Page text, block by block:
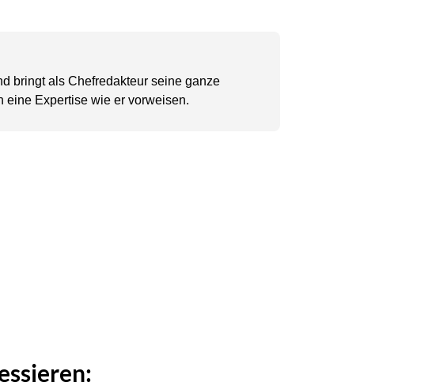
bringt als Chefredakteur seine ganze
eine Expertise wie er vorweisen.